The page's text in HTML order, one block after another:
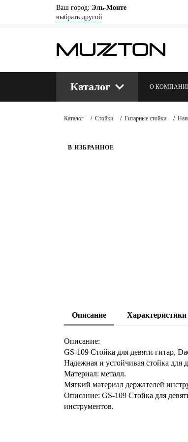
Ваш город: Эль-Монте
выбрать другой
Каталог О
КОНТАКТЫ
Каталог / Стойки / Гитарные стойки /
В ИЗБРАННОЕ
Описание Характеристики
Описание:
GS-109 Стойка для девяти гитар,
Надежная и устойчивая стойка для
Материал: металл.
Мягкий материал держателей
Описание: GS-109 Стойка для
инструментов.